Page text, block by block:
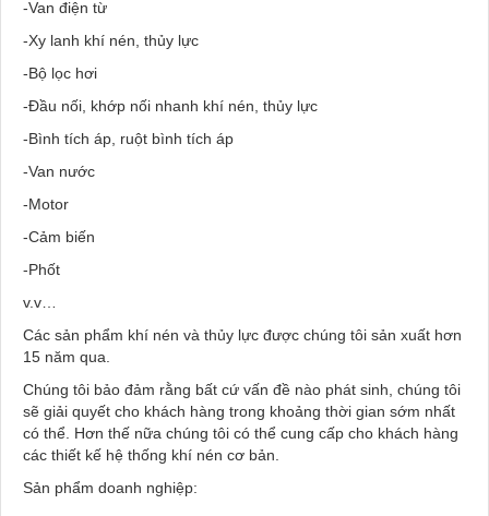
-Van điện từ
-Xy lanh khí nén, thủy lực
-Bộ lọc hơi
-Đầu nối, khớp nối nhanh khí nén, thủy lực
-Bình tích áp, ruột bình tích áp
-Van nước
-Motor
-Cảm biến
-Phốt
v.v…
Các sản phẩm khí nén và thủy lực được chúng tôi sản xuất hơn
15 năm qua.
Chúng tôi bảo đảm rằng bất cứ vấn đề nào phát sinh, chúng tôi
sẽ giải quyết cho khách hàng trong khoảng thời gian sớm nhất
có thể. Hơn thế nữa chúng tôi có thể cung cấp cho khách hàng
các thiết kế hệ thống khí nén cơ bản.
Sản phẩm doanh nghiệp: